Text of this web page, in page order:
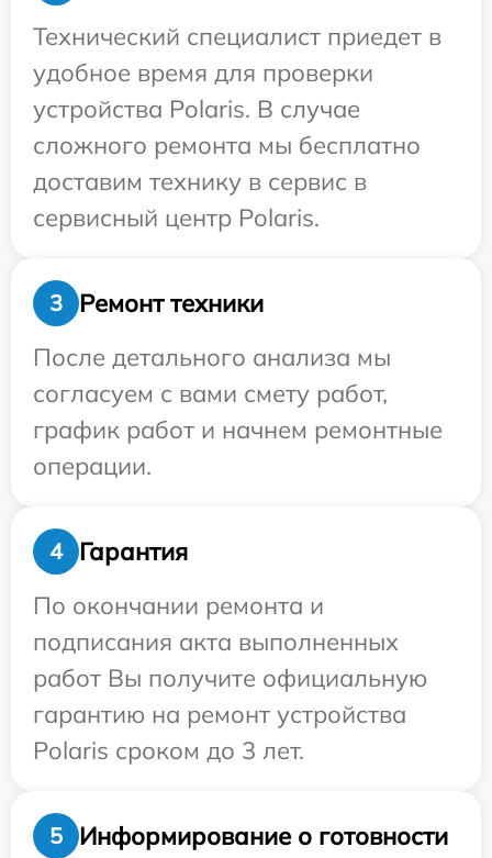
Технический специалист приедет в
удобное время для проверки
устройства Polaris. В случае
сложного ремонта мы бесплатно
доставим технику в сервис в
сервисный центр Polaris.
3
Ремонт техники
После детального анализа мы
согласуем с вами смету работ,
график работ и начнем ремонтные
операции.
4
Гарантия
По окончании ремонта и
подписания акта выполненных
работ Вы получите официальную
гарантию на ремонт устройства
Polaris сроком до 3 лет.
5
Информирование о готовности